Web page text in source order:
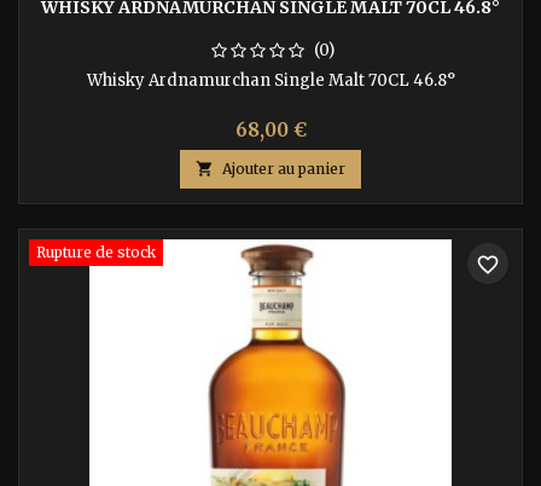
WHISKY ARDNAMURCHAN SINGLE MALT 70CL 46.8°
(0)
Whisky Ardnamurchan Single Malt 70CL 46.8°
68,00 €
 Ajouter au panier
Rupture de stock
favorite_border